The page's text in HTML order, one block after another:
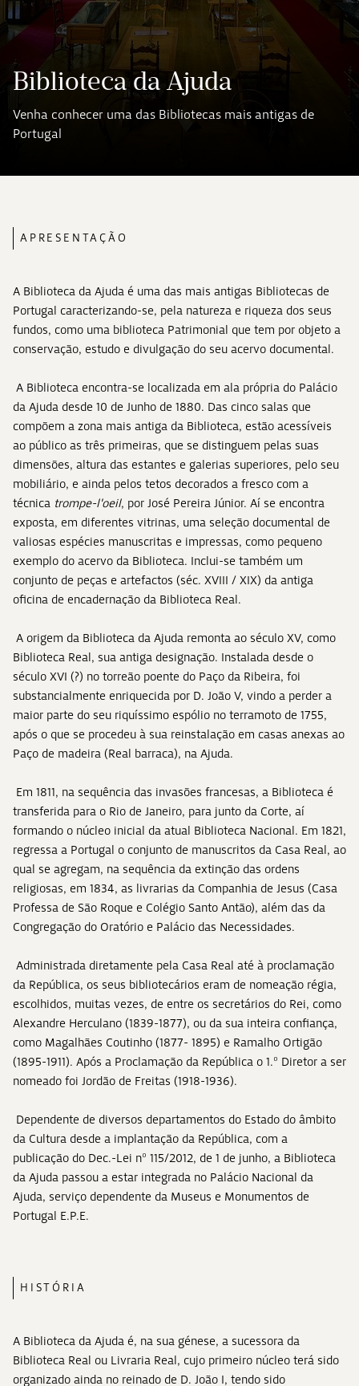
Biblioteca da Ajuda
Venha conhecer uma das Bibliotecas mais antigas de
Portugal
APRESENTAÇÃO
A Biblioteca da Ajuda é uma das mais antigas Bibliotecas de
Portugal caracterizando-se, pela natureza e riqueza dos seus
fundos, como uma biblioteca Patrimonial que tem por objeto a
conservação, estudo e divulgação do seu acervo documental.
A Biblioteca encontra-se localizada em ala própria do Palácio
da Ajuda desde 10 de Junho de 1880. Das cinco salas que
compõem a zona mais antiga da Biblioteca, estão acessíveis
ao público as três primeiras, que se distinguem pelas suas
dimensões, altura das estantes e galerias superiores, pelo seu
mobiliário, e ainda pelos tetos decorados a fresco com a
técnica trompe-l'oeil, por José Pereira Júnior. Aí se encontra
exposta, em diferentes vitrinas, uma seleção documental de
valiosas espécies manuscritas e impressas, como pequeno
exemplo do acervo da Biblioteca. Inclui-se também um
conjunto de peças e artefactos (séc. XVIII / XIX) da antiga
oficina de encadernação da Biblioteca Real.
A origem da Biblioteca da Ajuda remonta ao século XV, como
Biblioteca Real, sua antiga designação. Instalada desde o
século XVI (?) no torreão poente do Paço da Ribeira, foi
substancialmente enriquecida por D. João V, vindo a perder a
maior parte do seu riquíssimo espólio no terramoto de 1755,
após o que se procedeu à sua reinstalação em casas anexas ao
Paço de madeira (Real barraca), na Ajuda.
Em 1811, na sequência das invasões francesas, a Biblioteca é
transferida para o Rio de Janeiro, para junto da Corte, aí
formando o núcleo inicial da atual Biblioteca Nacional. Em 1821,
regressa a Portugal o conjunto de manuscritos da Casa Real, ao
qual se agregam, na sequência da extinção das ordens
religiosas, em 1834, as livrarias da Companhia de Jesus (Casa
Professa de São Roque e Colégio Santo Antão), além das da
Congregação do Oratório e Palácio das Necessidades.
Administrada diretamente pela Casa Real até à proclamação
da República, os seus bibliotecários eram de nomeação régia,
escolhidos, muitas vezes, de entre os secretários do Rei, como
Alexandre Herculano (1839-1877), ou da sua inteira confiança,
como Magalhães Coutinho (1877- 1895) e Ramalho Ortigão
(1895-1911). Após a Proclamação da República o 1.º Diretor a ser
nomeado foi Jordão de Freitas (1918-1936).
Dependente de diversos departamentos do Estado do âmbito
da Cultura desde a implantação da República, com a
publicação do Dec.-Lei nº 115/2012, de 1 de junho, a Biblioteca
da Ajuda passou a estar integrada no Palácio Nacional da
Ajuda, serviço dependente da Museus e Monumentos de
Portugal E.P.E.
HISTÓRIA
A Biblioteca da Ajuda é, na sua génese, a sucessora da
Biblioteca Real ou Livraria Real, cujo primeiro núcleo terá sido
organizado ainda no reinado de D. João I, tendo sido